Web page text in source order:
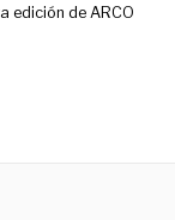
edición de ARCO